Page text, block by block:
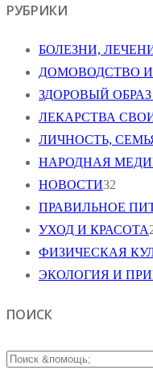
РУБРИКИ
БОЛЕЗНИ,
ДОМОВОДСТВО
ЗДОРОВЫЙ
ЛЕКАРСТВА
ЛИЧНОСТЬ,
НАРОДНАЯ
НОВОСТИ32
ПРАВИЛЬНОЕ
УХОД И КРАСОТА
ФИЗИЧЕСКАЯ
ЭКОЛОГИЯ И
ПОИСК
Найти: